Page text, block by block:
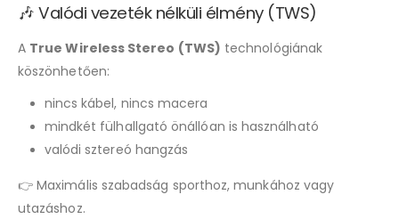
🎶 Valódi vezeték nélküli élmény (TWS)
A True Wireless Stereo (TWS) technológiának
köszönhetően:
nincs kábel, nincs macera
mindkét fülhallgató önállóan is használható
valódi sztereó hangzás
👉 Maximális szabadság sporthoz, munkához vagy
utazáshoz.